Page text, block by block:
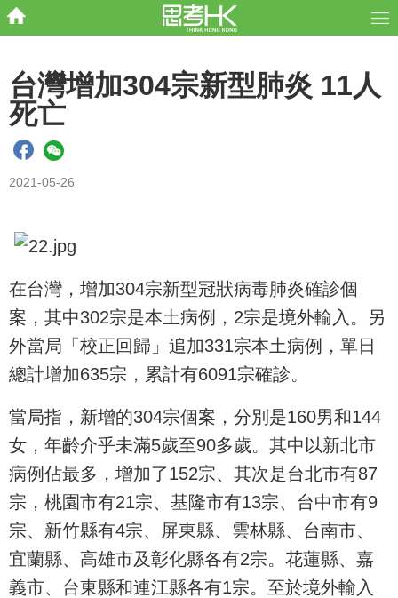
台灣增加304宗新型肺炎 11人
死亡
2021-05-26
在台灣，增加304宗新型冠狀病毒肺炎確診個
案，其中302宗是本土病例，2宗是境外輸入。另
外當局「校正回歸」追加331宗本土病例，單日
總計增加635宗，累計有6091宗確診。
當局指，新增的304宗個案，分別是160男和144
女，年齡介乎未滿5歲至90多歲。其中以新北市
病例佔最多，增加了152宗、其次是台北市有87
宗，桃園市有21宗、基隆市有13宗、台中市有9
宗、新竹縣有4宗、屏東縣、雲林縣、台南市、
宜蘭縣、高雄市及彰化縣各有2宗。花蓮縣、嘉
義市、台東縣和連江縣各有1宗。至於境外輸入